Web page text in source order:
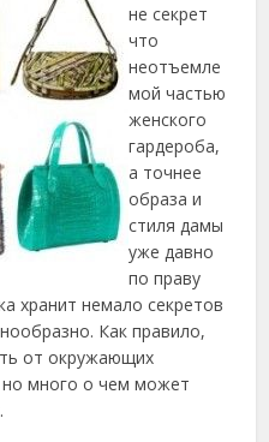
не секрет
что
неотъемле
мой частью
женского
гардероба,
а точнее
образа и
стиля дамы
уже давно
по праву
хранит немало секретов
Как правило,
от окружающих
но много о чем может